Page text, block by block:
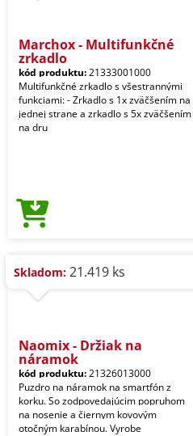
Marchox - Multifunkčné
zrkadlo
kód produktu:21333001000
Multifunkčné zrkadlo s všestrannými
funkciami: - Zrkadlo s 1x zväčšením na
jednej strane a zrkadlo s 5x zväčšením
na dru
Skladom: 21.419 ks
Naomix - Držiak na
náramok
kód produktu:21326013000
Puzdro na náramok na smartfón z
korku. So zodpovedajúcim popruhom
na nosenie a čiernym kovovým
otočným karabínou. Vyrobe